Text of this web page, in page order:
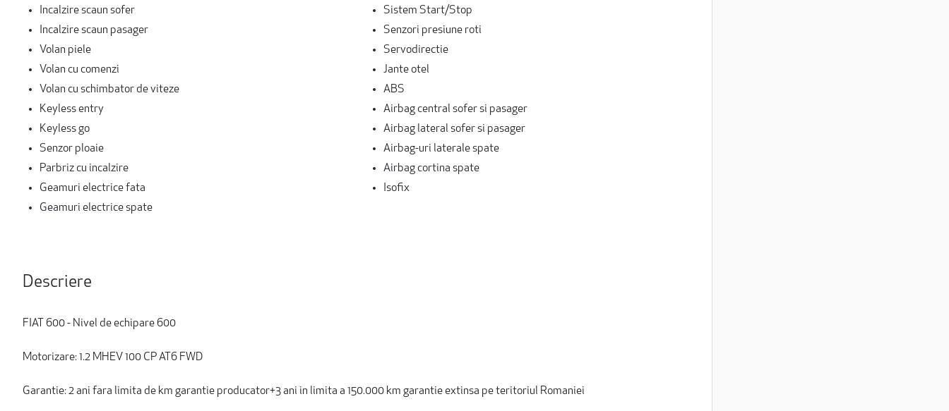
Incalzire scaun sofer
Incalzire scaun pasager
Volan piele
Volan cu comenzi
Volan cu schimbator de viteze
Keyless entry
Keyless go
Senzor ploaie
Parbriz cu incalzire
Geamuri electrice fata
Geamuri electrice spate
Sistem Start/Stop
Senzori presiune roti
Servodirectie
Jante otel
ABS
Airbag central sofer si pasager
Airbag lateral sofer si pasager
Airbag-uri laterale spate
Airbag cortina spate
Isofix
Descriere
FIAT 600 - Nivel de echipare 600
Motorizare: 1.2 MHEV 100 CP AT6 FWD
Garantie: 2 ani fara limita de km garantie producator+3 ani in limita a 150.000 km garantie extinsa pe teritoriul Romaniei